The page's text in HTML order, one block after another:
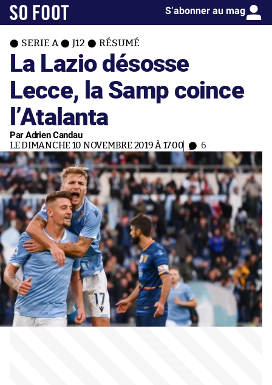
S’abonner au mag
SERIE A J12 RÉSUMÉ
La Lazio désosse
Lecce, la Samp coince
l’Atalanta
Par Adrien Candau
LE DIMANCHE 10 NOVEMBRE 2019 À 17:00 6